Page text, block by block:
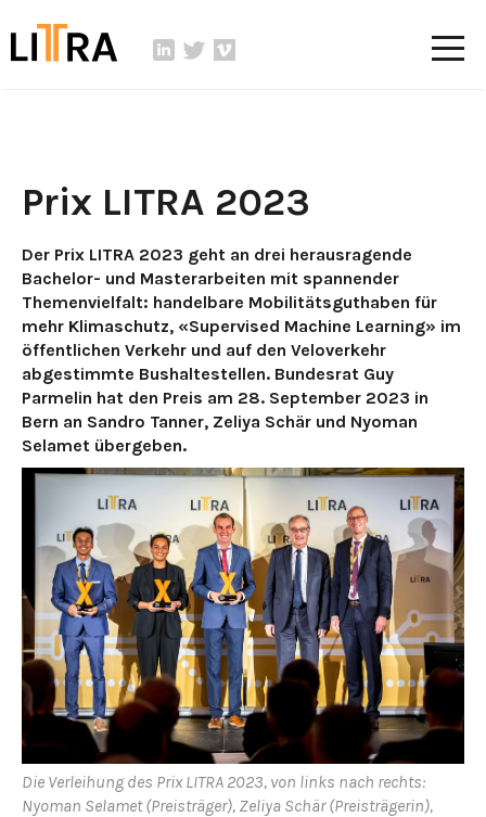
Prix LITRA 2023
Der Prix LITRA 2023 geht an drei herausragende
Bachelor- und Masterarbeiten mit spannender
Themenvielfalt: handelbare Mobilitätsguthaben für
mehr Klimaschutz, «Supervised Machine Learning» im
öffentlichen Verkehr und auf den Veloverkehr
abgestimmte Bushaltestellen. Bundesrat Guy
Parmelin hat den Preis am 28. September 2023 in
Bern an Sandro Tanner, Zeliya Schär und Nyoman
Selamet übergeben.
Die Verleihung des Prix LITRA 2023, von links nach rechts:
Nyoman Selamet (Preisträger), Zeliya Schär (Preisträgerin),